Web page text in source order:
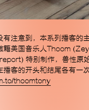
有注意到，本系列播客的
籍美国音乐人Thoom
特别制作，兽性原
播客的开头和结尾各有一次
thoomtony